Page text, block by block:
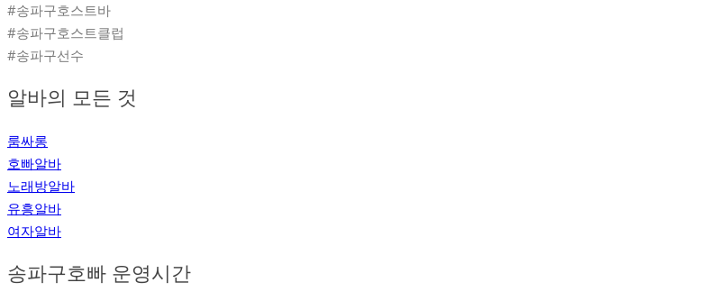
#송파구호스트바
#송파구호스트클럽
#송파구선수
알바의 모든 것
룸싸롱
호빠알바
노래방알바
유흥알바
여자알바
송파구호빠 운영시간